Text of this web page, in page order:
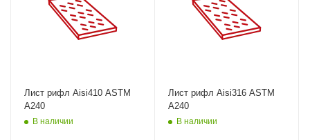
Лист рифл Aisi410 ASTM
A240
В наличии
Лист рифл Aisi316 ASTM
A240
В наличии